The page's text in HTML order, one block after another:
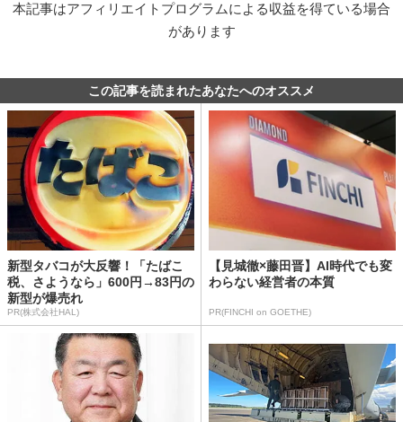
本記事はアフィリエイトプログラムによる収益を得ている場合
があります
この記事を読まれたあなたへのオススメ
新型タバコが大反響！「たばこ
税、さようなら」600円→83円の
新型が爆売れ
PR(株式会社HAL)
【見城徹×藤田晋】AI時代でも変
わらない経営者の本質
PR(FINCHI on GOETHE)